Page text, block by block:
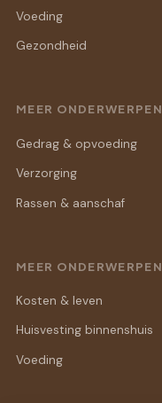
Voeding
Gezondheid
MEER ONDERWERPEN
Gedrag & opvoeding
Verzorging
Rassen & aanschaf
MEER ONDERWERPEN
Kosten & leven
Huisvesting binnenshuis
Voeding